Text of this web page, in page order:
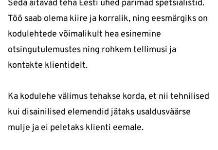
Seda aitavad teha Eesti ühed parimad spetsialistid.
Töö saab olema kiire ja korralik, ning eesmärgiks on
kodulehtede võimalikult hea esinemine
otsingutulemustes ning rohkem tellimusi ja
kontakte klientidelt.
Ka kodulehe välimus tehakse korda, et nii tehnilised
kui disainilised elemendid jätaks usaldusväärse
mulje ja ei peletaks klienti eemale.